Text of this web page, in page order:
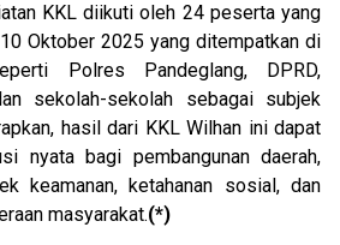
KKL diikuti oleh 24 peserta yang
Oktober 2025 yang ditempatkan di
Polres Pandeglang, DPRD,
sekolah-sekolah sebagai subjek
hasil dari KKL Wilhan ini dapat
nyata bagi pembangunan daerah,
keamanan, ketahanan sosial, dan
masyarakat.(*)